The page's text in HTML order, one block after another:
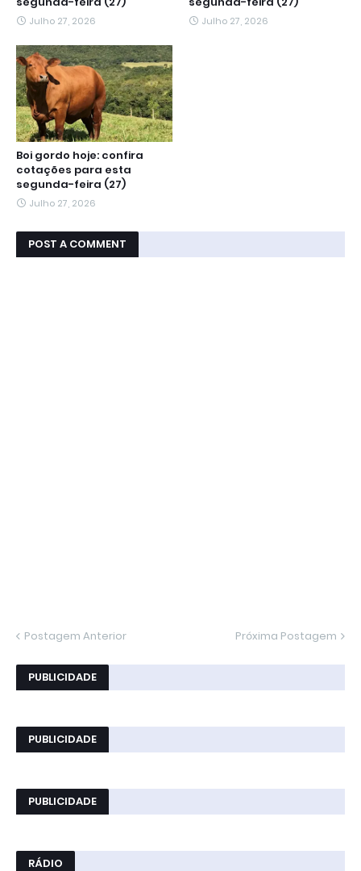
Julho 27, 2026 Julho 27, 2026
Boi gordo hoje: confira
cotações para esta
segunda-feira (27)
Julho 27, 2026
POST A COMMENT
Postagem Anterior Próxima Postagem
PUBLICIDADE
PUBLICIDADE
PUBLICIDADE
RÁDIO